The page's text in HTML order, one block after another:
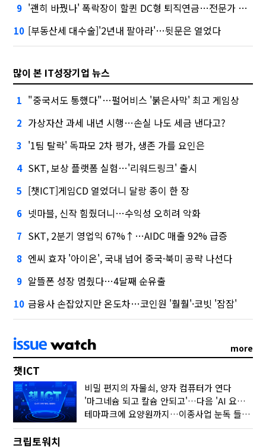
9 '괜히 바꿨나' 폭락장이 할퀸 DC형 퇴직연금…전문가 조언은
10 [부동산세 대수술]'2년내 팔아라'…뒷문은 열었다
많이 본 IT성장기업 뉴스
1 "중국서도 통했다"…펄어비스 '붉은사막' 최고 게임상
2 가상자산 과세 내년 시행…손실 나도 세금 낸다고?
3 '1팀 탈락' 독파모 2차 평가, 생존 가를 요인은
4 SKT, 보상 플랫폼 실험…'리워드링크' 출시
5 [챗ICT]게임CD 열었더니 달랑 종이 한 장
6 넷마블, 신작 힘줬더니…수익성 오히려 악화
7 SKT, 2분기 영업익 67%↑…AIDC 매출 92% 급증
8 엔씨 효자 '아이온', 국내 넘어 중국·북미 공략 나선다
9 알뜰폰 성장 멈췄다…4달째 순유출
10 금융사 손잡았지만 온도차…코인원 '훨훨'·코빗 '잠잠'
more
챗ICT
비밀 편지의 자물쇠, 양자 컴퓨터가 연다
'마그네슘 되고 칼슘 안되고'…다음 'AI 요약' 갈 길은
테마파크에 요양원까지…이종사업 눈독 들이는 게임사
크립토워치